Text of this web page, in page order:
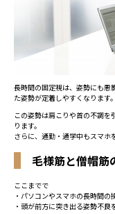
長時間の固定視は、姿勢にも悪
た姿勢が定着しやすくなります。
この姿勢は肩こりや首の不調
ります。
さらに、通勤・通学中もスマホ
毛様筋と僧帽筋
ここまでで
・パソコンやスマホの長時間
・頭が前方に突き出る姿勢不良